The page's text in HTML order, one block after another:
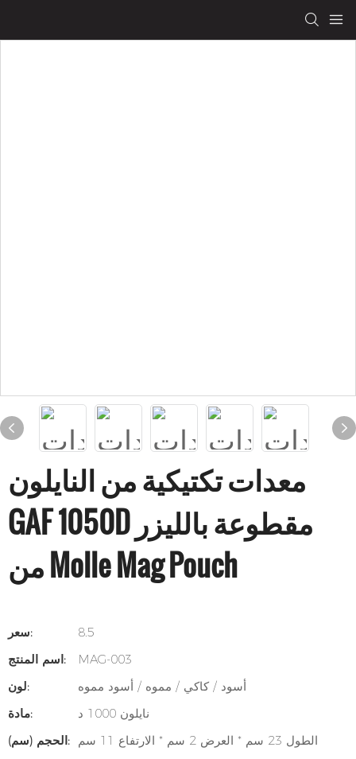
معدات تكتيكية من النايلون
GAF 1050D مقطوعة بالليزر
من Molle Mag Pouch
سعر:
8.5
اسم المنتج:
MAG-003
لون:
أسود / كاكي / مموه / أسود مموه
مادة:
نايلون 1000 د
الحجم (سم):
الطول 23 سم * العرض 2 سم * الارتفاع 11 سم